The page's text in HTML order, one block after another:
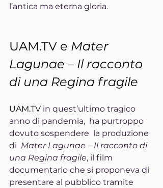
l’antica ma eterna gloria.
UAM.TV e Mater
Lagunae – Il racconto
di una Regina fragile
UAM.TV in quest’ultimo tragico
anno di pandemia,  ha purtroppo
dovuto sospendere  la produzione
di Mater Lagunae – Il racconto di
una Regina fragile, il film
documentario che si proponeva di
presentare al pubblico tramite